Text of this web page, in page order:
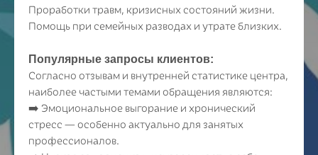
Проработки травм, кризисных состояний жизни.
Помощь при семейных разводах и утрате близких.
Популярные запросы клиентов:
Согласно отзывам и внутренней статистике центра,
наиболее частыми темами обращения являются:
➡️ Эмоциональное выгорание и хронический
стресс — особенно актуально для занятых
профессионалов.